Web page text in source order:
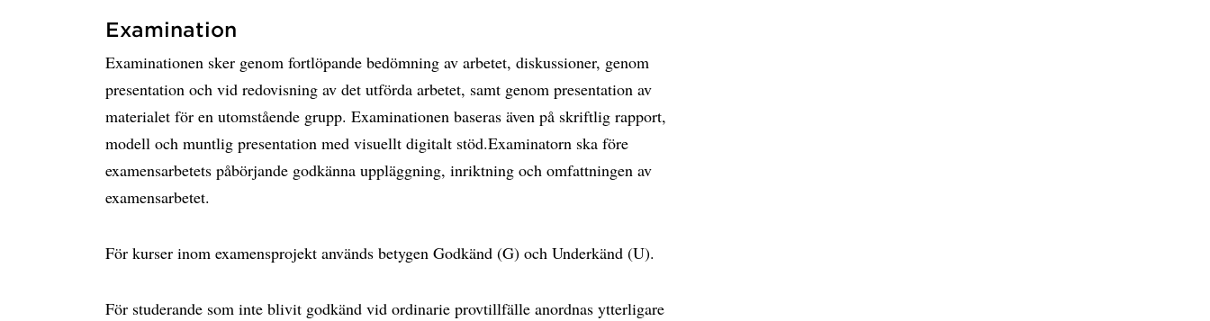
Examination
Examinationen sker genom fortlöpande bedömning av arbetet, diskussioner, genom
presentation och vid redovisning av det utförda arbetet, samt genom presentation av
materialet för en utomstående grupp. Examinationen baseras även på skriftlig rapport,
modell och muntlig presentation med visuellt digitalt stöd.Examinatorn ska före
examensarbetets påbörjande godkänna uppläggning, inriktning och omfattningen av
examensarbetet.
För kurser inom examensprojekt används betygen Godkänd (G) och Underkänd (U).
För studerande som inte blivit godkänd vid ordinarie provtillfälle anordnas ytterligare